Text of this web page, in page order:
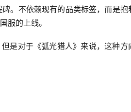
。不依赖现有的品类标签，而是抱
服的上线。
是对于《弧光猎人》来说，这种方